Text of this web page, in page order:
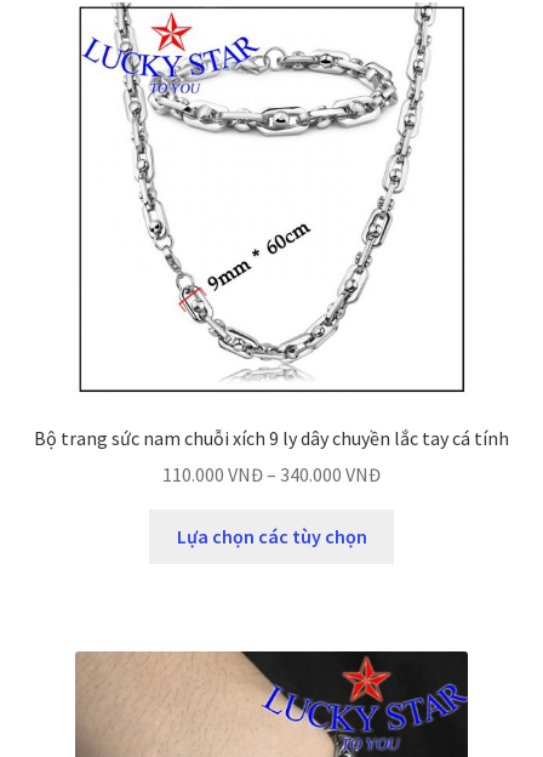
Bộ trang sức nam chuỗi xích 9 ly dây chuyền lắc tay cá tính
110.000 VNĐ– 340.000 VNĐ
Lựa chọn các tùy chọn